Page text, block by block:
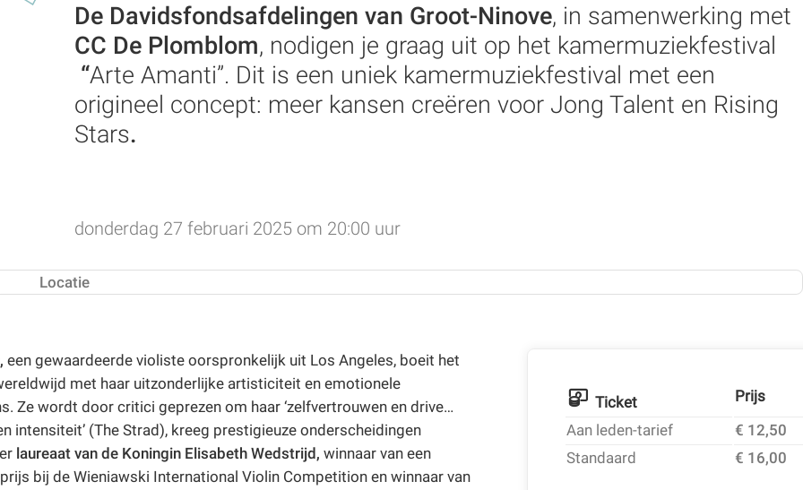
De Davidsfondsafdelingen van Groot-Ninove, in samenwerking met
CC De Plomblom, nodigen je graag uit op het kamermuziekfestival
“Arte Amanti”. Dit is een uniek kamermuziekfestival met een
origineel concept: meer kansen creëren voor Jong Talent en Rising
Stars.
donderdag 27 februari 2025 om 20:00 uur
Locatie
een gewaardeerde violiste oorspronkelijk uit Los Angeles, boeit het
met haar uitzonderlijke artisticiteit en emotionele
Ze wordt door critici geprezen om haar ‘zelfvertrouwen en drive…
intensiteit’ (The Strad), kreeg prestigieuze onderscheidingen
laureaat van de Koningin Elisabeth Wedstrijd, winnaar van een
bij de Wieniawski International Violin Competition en winnaar van
Ticket
Prijs
Aan leden-tarief
€ 12,50
Standaard
€ 16,00